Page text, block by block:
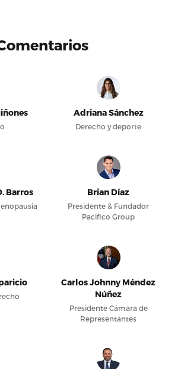
Adriana Sánchez
Derecho y deporte
Barros Brian Díaz
Presidente & Fundador
Pacifico Group
Carlos Johnny Méndez
Núñez
Presidente Cámara de
Representantes